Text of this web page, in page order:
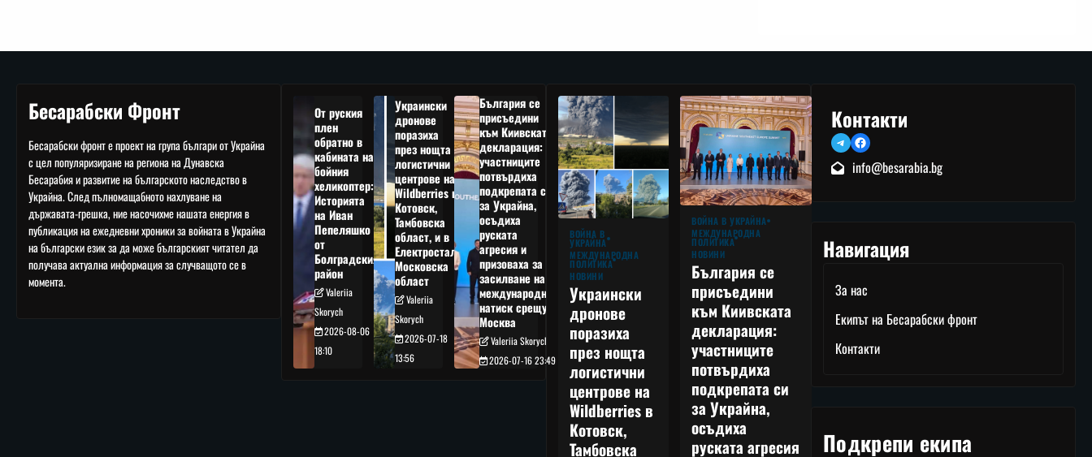
Бесарабски Фронт
Бесарабски фронт е проект на група българи от Украйна
с цел популяризиране на региона на Дунавска
Бесарабия и развитие на българското наследство в
Украйна. След пълномащабното нахлуване на
държавата-грешка, ние насочихме нашата енергия в
публикация на ежедневни хроники за войната в Украйна
на български език за да може българският читател да
получава актуална информация за случващото се в
момента.
От руския
плен
обратно в
кабината на
бойния
хеликоптер:
Историята
на Иван
Пепеляшко
от
Болградския
район
Valeriia
Skorych
2026-08-06
18:10
Украински
дронове
поразиха
през нощта
логистични
центрове на
Wildberries в
Котовск,
Тамбовска
област, и в
Електростал,
Московска
област
Valeriia
Skorych
2026-07-18
13:56
България се
присъедини
към Киивската
декларация:
участниците
потвърдиха
подкрепата си
за Украйна,
осъдиха
руската
агресия и
призоваха за
засилване на
международния
натиск срещу
Москва
Valeriia Skorych
2026-07-16 23:49
ВОЙНА В
УКРАЙНА
МЕЖДУНАРОДНА
ПОЛИТИКА
НОВИНИ
Украински
дронове
поразиха
през нощта
логистични
центрове на
Wildberries в
Котовск,
Тамбовска
ВОЙНА В УКРАЙНА
МЕЖДУНАРОДНА
ПОЛИТИКА
НОВИНИ
България се
присъедини
към Киивската
декларация:
участниците
потвърдиха
подкрепата си
за Украйна,
осъдиха
руската агресия
Контакти
TelegramFacebook
info@besarabia.bg
Навигация
За нас
Екипът на Бесарабски фронт
Контакти
Подкрепи екипа